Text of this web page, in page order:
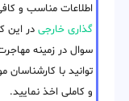
اطلاعات مناسب و
گذاری خارجی در این
سوال در زمینه
توانید با کارشناسان
و کاملی اخذ نمایید.